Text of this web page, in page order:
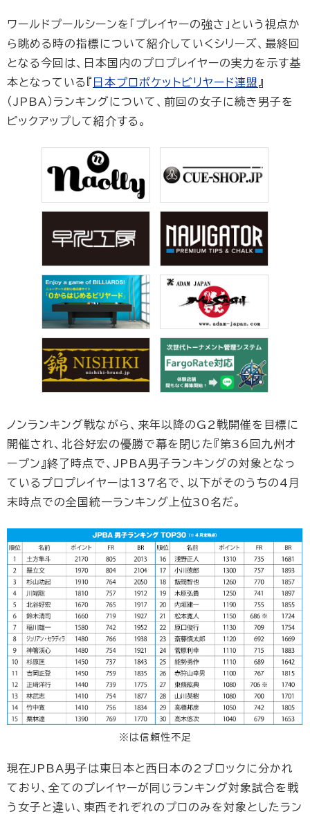
ワールドプールシーンを「プレイヤーの強さ」という視点か
ら眺める時の指標について紹介していくシリーズ、最終回
となる今回は、日本国内のプロプレイヤーの実力を示す基
本となっている『 日本プロポケットビリヤード連盟 』
（JPBA）ランキングについて、前回の女子に続き男子を
ピックアップして紹介する。
ノンランキング戦ながら、来年以降のG2戦開催を目標に
開催され、北谷好宏の優勝で幕を閉じた『第36回九州オ
ープン』終了時点で、JPBA男子ランキングの対象となっ
ているプロプレイヤーは137名で、以下がそのうちの4月
末時点での全国統一ランキング上位30名だ。
※は信頼性不足
現在JPBA男子は東日本と西日本の2ブロックに分かれ
ており、全てのプレイヤーが同じランキング対象試合を戦
う女子と違い、東西それぞれのプロのみを対象としたラン